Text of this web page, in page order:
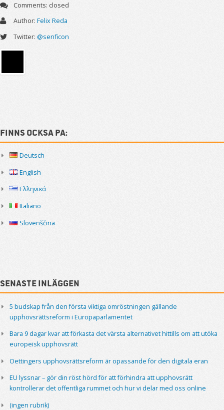
Comments: closed
Author: Felix Reda
Twitter: @senficon
Sidebar
Finns också på:
Deutsch
English
Ελληνικά
Italiano
Slovenščina
Senaste inläggen
5 budskap från den första viktiga omröstningen gällande
upphovsrättsreform i Europaparlamentet
Bara 9 dagar kvar att förkasta det värsta alternativet hittills om att utöka
europeisk upphovsrätt
Oettingers upphovsrättsreform är opassande för den digitala eran
EU lyssnar – gör din röst hörd för att förhindra att upphovsrätt
kontrollerar det offentliga rummet och hur vi delar med oss online
(ingen rubrik)